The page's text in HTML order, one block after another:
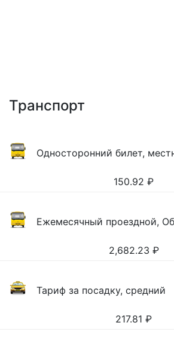
Транспорт
Односторонний билет,
150.92 ₽
Ежемесячный проездной,
2,682.23 ₽
Тариф за посадку, средний
217.81 ₽